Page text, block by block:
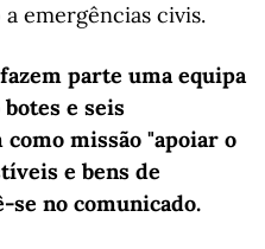
emergências civis.
parte uma equipa
e seis
missão "apoiar o
e bens de
se no comunicado.